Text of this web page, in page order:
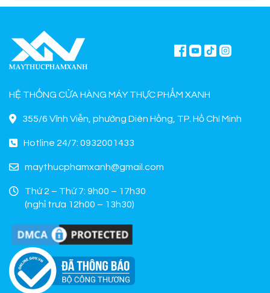
HỆ THỐNG CỬA HÀNG MÁY THỰC PHẨM XANH
355/6 Vĩnh Viễn, phường Diên Hồng, TP. Hồ Chí Minh
Hotline 24/7: 0932001433
maythucphamxanh@gmail.com
Thứ 2 – Thứ 7: 9h00 – 17h30
(nghỉ trưa 12h00 – 13h30)